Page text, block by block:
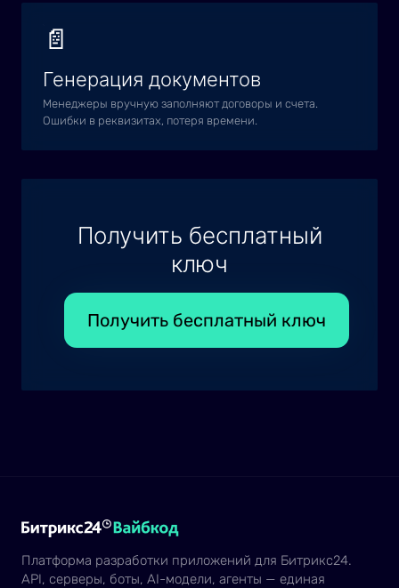
📄
Генерация документов
Менеджеры вручную заполняют договоры и счета.
Ошибки в реквизитах, потеря времени.
Получить бесплатный
ключ
Получить бесплатный ключ
Платформа разработки приложений для Битрикс24.
API, серверы, боты, AI-модели, агенты — единая